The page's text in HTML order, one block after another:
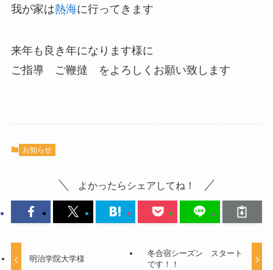
我が家は熱海に行ってきます
来年も良き年になります様に
ご指導 ご鞭撻 をよろしくお願い致します
お知らせ
よかったらシェアしてね！
明治学院大学様
冬合宿シーズン スタート
です！！